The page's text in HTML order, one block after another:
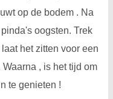
op de bodem . Na
oogsten. Trek
het zitten voor een
, is het tijd om
te genieten !